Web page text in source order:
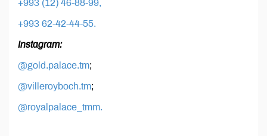
+993 (12) 46-88-99,
+993 62-42-44-55.
Instagram:
@gold.palace.tm;
@villeroyboch.tm;
@royalpalace_tmm.